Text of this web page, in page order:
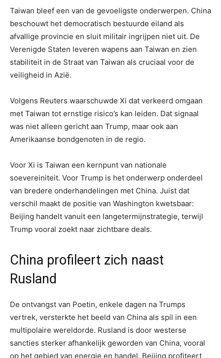
Taiwan bleef een van de gevoeligste onderwerpen. China
beschouwt het democratisch bestuurde eiland als
afvallige provincie en sluit militair ingrijpen niet uit. De
Verenigde Staten leveren wapens aan Taiwan en zien
stabiliteit in de Straat van Taiwan als cruciaal voor de
veiligheid in Azië.
Volgens Reuters waarschuwde Xi dat verkeerd omgaan
met Taiwan tot ernstige risico’s kan leiden. Dat signaal
was niet alleen gericht aan Trump, maar ook aan
Amerikaanse bondgenoten in de regio.
Voor Xi is Taiwan een kernpunt van nationale
soevereiniteit. Voor Trump is het onderwerp onderdeel
van bredere onderhandelingen met China. Juist dat
verschil maakt de positie van Washington kwetsbaar:
Beijing handelt vanuit een langetermijnstrategie, terwijl
Trump vooral zoekt naar zichtbare deals.
China profileert zich naast
Rusland
De ontvangst van Poetin, enkele dagen na Trumps
vertrek, versterkte het beeld van China als spil in een
multipolaire wereldorde. Rusland is door westerse
sancties sterker afhankelijk geworden van China, vooral
op het gebied van energie en handel. Beijing profiteert